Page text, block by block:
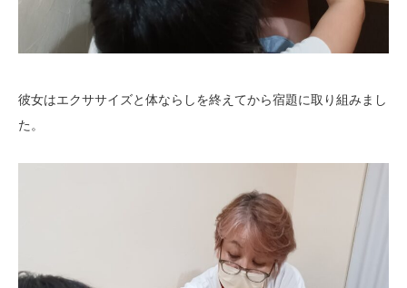
彼女はエクササイズと体ならしを終えてから宿題に取り組みまし
た。